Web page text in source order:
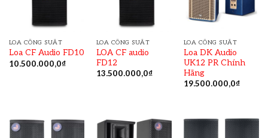
LOA CÔNG SUẤT
Loa CF Audio FD10
10.500.000,0₫
LOA CÔNG SUẤT
LOA CF audio
FD12
13.500.000,0₫
LOA CÔNG SUẤT
Loa DK Audio
UK12 PR Chính
Hãng
19.500.000,0₫